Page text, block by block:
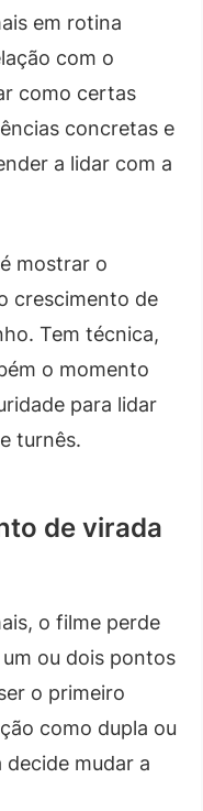
em rotina
com o
como certas
concretas e
a lidar com a
mostrar o
crescimento de
Tem técnica,
o momento
para lidar
turnês.
de virada
o filme perde
ou dois pontos
o primeiro
como dupla ou
mudar a